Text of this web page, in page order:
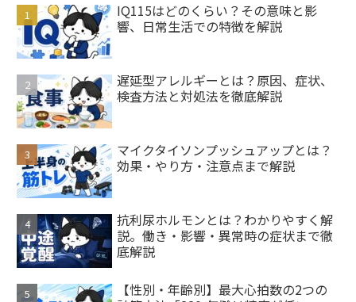
IQ115はどのくらい？その意味と影
響、日常生活での特徴を解説
遅延型アレルギーとは？原因、症状、
検査方法と対処法を徹底解説
マイクタイソンプッシュアップとは？
効果・やり方・注意点まで解説
抗利尿ホルモンとは？わかりやすく解
説。働き・影響・異常時の症状まで徹
底解説
【性別・年齢別】最大心拍数の2つの